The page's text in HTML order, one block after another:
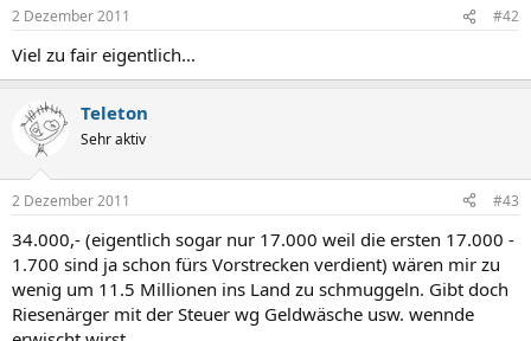
2 Dezember 2011 #42
Viel zu fair eigentlich...
Teleton
Sehr aktiv
2 Dezember 2011 #43
34.000,- (eigentlich sogar nur 17.000 weil die ersten 17.000 -
1.700 sind ja schon fürs Vorstrecken verdient) wären mir zu
wenig um 11.5 Millionen ins Land zu schmuggeln. Gibt doch
Riesenärger mit der Steuer wg Geldwäsche usw. wennde